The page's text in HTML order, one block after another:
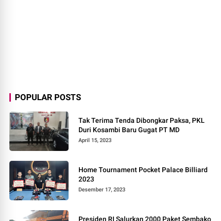
POPULAR POSTS
Tak Terima Tenda Dibongkar Paksa, PKL
Duri Kosambi Baru Gugat PT MD
April 15, 2023
Home Tournament Pocket Palace Billiard
2023
Desember 17, 2023
Presiden RI Salurkan 2000 Paket Sembako